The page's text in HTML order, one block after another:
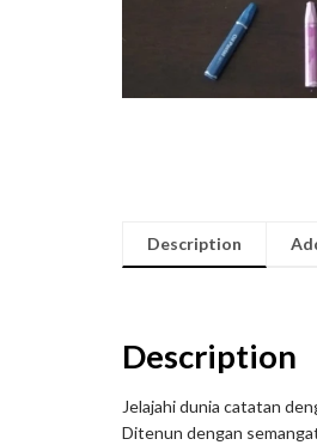
Description
Description
Jelajahi dunia catatan
Ditenun dengan